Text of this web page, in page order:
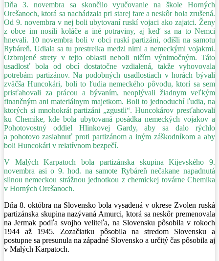
Dňa 3. novembra sa skončilo vyučovanie na škole Horných
Orešanoch, ktorá sa nachádzala pri starej fare a neskôr bola zrušená.
Od 9. novembra v nej boli ubytovaní ruskí vojaci ako zajatci. Ženy
z obce im nosili koláče a iné potraviny, aj keď sa na to Nemci
hnevali. 10 novembra boli v obci ruskí partizáni, odišli na samotu
Rybáreň, Udiala sa tu prestrelka medzi nimi a nemeckými vojakmi.
Ozbrojené strety v tejto oblasti neboli ničím výnimočným. Táto
usadlosť bola od obcí dostatočne vzdialená, takže vyhovovala
potrebám partizánov. Na podobných usadlostiach v horách bývali
zväčša Huncokári, boli to ľudia nemeckého pôvodu, ktorí sa sem
prisťahovali za prácou a bývaním, neoplývali žiadnym veľkým
finančným ani materiálnym majetkom. Boli to jednoduchí ľudia, na
ktorých si mnohokrát partizáni „zgustli“. Huncokárov presťahovali
ku Chemike, kde bola ubytovaná posádka nemeckých vojakov a
Pohotovostný oddiel Hlinkovej Gardy, aby sa dalo rýchlo
a pohotovo zasiahnuť proti partizánom a iným záškodníkom a aby
boli Huncokári v relatívnom bezpečí.
V Malých Karpatoch bola partizánska skupina Kijevského 9.
novembra asi o 9. hod. na samote Rybáreň nečakane napadnutá
silnou nemeckou strážnou jednotkou z chemickej továrne Chemika
v Horných Orešanoch.
Dňa 8. októbra na Slovensko bola vysadená v okrese Zvolen ruská
partizánska skupina nazývaná Amurci, ktorá sa neskôr premenovala
na Jermak podľa svojho veliteľa, na Slovensku pôsobila v rokoch
1944 až 1945. Zozačiatku pôsobila na stredom Slovensku a
postupne sa presunula na západné Slovensko a určitý čas pôsobila aj
v Malých Karpatoch.